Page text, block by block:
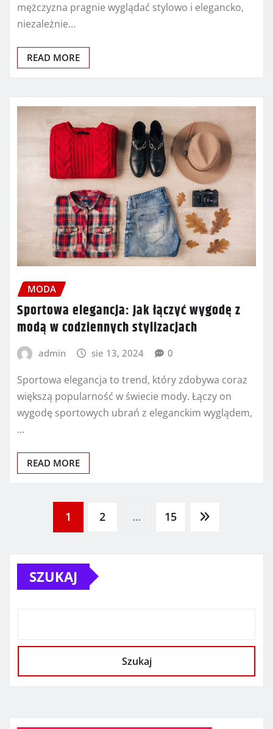
mężczyzna pragnie wyglądać stylowo i elegancko,
niezależnie…
READ MORE
MODA
Sportowa elegancja: Jak łączyć wygodę z
modą w codziennych stylizacjach
admin sie 13, 2024 0
Sportowa elegancja to trend, który zdobywa coraz
większą popularność w świecie mody. Łączy on
wygodę sportowych ubrań z eleganckim wyglądem,
…
READ MORE
Stronicowanie
wpisów
1 2 … 15
SZUKAJ
Szukaj